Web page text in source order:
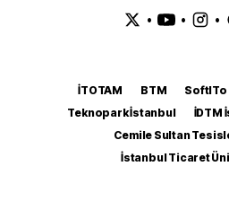
• • •
İTOTAM BTM SoftITo
Teknopark İstanbul
İDTM
Cemile Sultan
İstanbul Ticaret